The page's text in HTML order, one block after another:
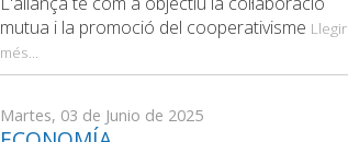
mutua i la promoció del cooperativisme Llegir
més...
Martes, 03 de Junio de 2025